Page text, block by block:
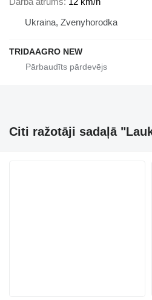
Ukraina, Zvenyhorodka
TRIDAAGRO NEW
Citi ražotāji sadaļā